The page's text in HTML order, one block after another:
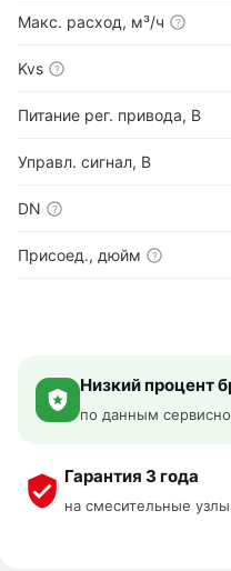
Макс. расход, м³/ч ?
Kvs ?
Питание рег. привода, В
Управл. сигнал, В
DN ?
Присоед., дюйм ?
Низкий процент
по данным
Гарантия 3 года
на смесительные узлы